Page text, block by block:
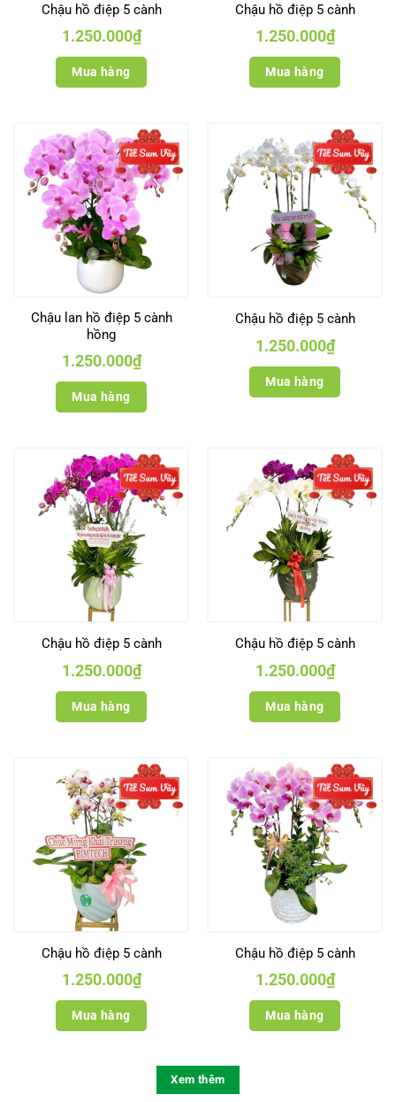
Chậu hồ điệp 5 cành
1.250.000₫
Mua hàng
Chậu hồ điệp 5 cành
1.250.000₫
Mua hàng
Chậu lan hồ điệp 5 cành
hồng
1.250.000₫
Mua hàng
Chậu hồ điệp 5 cành
1.250.000₫
Mua hàng
Chậu hồ điệp 5 cành
1.250.000₫
Mua hàng
Chậu hồ điệp 5 cành
1.250.000₫
Mua hàng
Chậu hồ điệp 5 cành
1.250.000₫
Mua hàng
Chậu hồ điệp 5 cành
1.250.000₫
Mua hàng
Xem thêm